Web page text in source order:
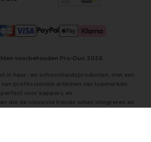
voorbehouden Pro-Duo 2026
in haar- en schoonheidsproducten, met een
professionele artikelen van topmerken.
voor kappers en
die de nieuwste trends willen integreren en